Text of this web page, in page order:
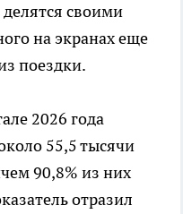
своими
на экранах еще
поездки.
2026 года
55,5 тысячи
90,8% из них
отразил